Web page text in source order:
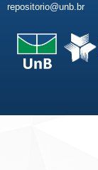
repositorio@unb.br